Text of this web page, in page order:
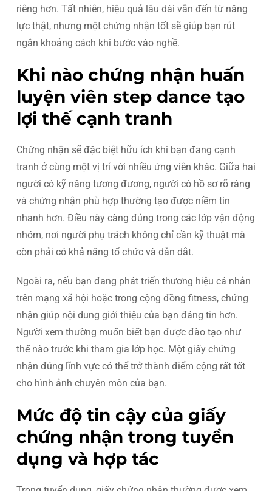
riêng hơn. Tất nhiên, hiệu quả lâu dài vẫn đến từ năng
lực thật, nhưng một chứng nhận tốt sẽ giúp bạn rút
ngắn khoảng cách khi bước vào nghề.
Khi nào chứng nhận huấn
luyện viên step dance tạo
lợi thế cạnh tranh
Chứng nhận sẽ đặc biệt hữu ích khi bạn đang cạnh
tranh ở cùng một vị trí với nhiều ứng viên khác. Giữa hai
người có kỹ năng tương đương, người có hồ sơ rõ ràng
và chứng nhận phù hợp thường tạo được niềm tin
nhanh hơn. Điều này càng đúng trong các lớp vận động
nhóm, nơi người phụ trách không chỉ cần kỹ thuật mà
còn phải có khả năng tổ chức và dẫn dắt.
Ngoài ra, nếu bạn đang phát triển thương hiệu cá nhân
trên mạng xã hội hoặc trong cộng đồng fitness, chứng
nhận giúp nội dung giới thiệu của bạn đáng tin hơn.
Người xem thường muốn biết bạn được đào tạo như
thế nào trước khi tham gia lớp học. Một giấy chứng
nhận đúng lĩnh vực có thể trở thành điểm cộng rất tốt
cho hình ảnh chuyên môn của bạn.
Mức độ tin cậy của giấy
chứng nhận trong tuyển
dụng và hợp tác